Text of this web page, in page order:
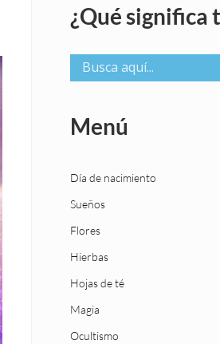
¿Qué significa
Menú
Día de nacimiento
Sueños
Flores
Hierbas
Hojas de té
Magia
Ocultismo